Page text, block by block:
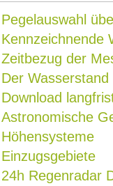
Pegelauswahl
Kennzeichnende
Zeitbezug der
Der Wasserstand
Download
Astronomische
Höhensysteme
Einzugsgebiete
24h Regenradar